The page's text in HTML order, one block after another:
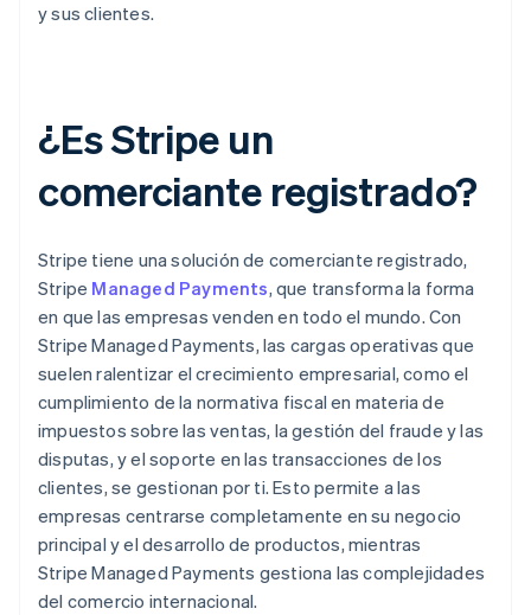
y sus clientes.
¿Es Stripe un
comerciante registrado?
Stripe tiene una solución de comerciante registrado,
Stripe Managed Payments, que transforma la forma
en que las empresas venden en todo el mundo. Con
Stripe Managed Payments, las cargas operativas que
suelen ralentizar el crecimiento empresarial, como el
cumplimiento de la normativa fiscal en materia de
impuestos sobre las ventas, la gestión del fraude y las
disputas, y el soporte en las transacciones de los
clientes, se gestionan por ti. Esto permite a las
empresas centrarse completamente en su negocio
principal y el desarrollo de productos, mientras
Stripe Managed Payments gestiona las complejidades
del comercio internacional.